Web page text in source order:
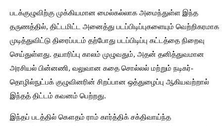
படக்குழுவிற்கு முக்கியமான மைல்கல்லாக அமைந்துள்ள இந்த
தருணத்தில், திட்டமிட்ட அனைத்து படப்பிடிப்புகளையும் வெற்றிகரமாக
முடித்துவிட்டு திரைப்படம் தற்போது படப்பிடிப்பு கட்டத்தை நிறைவு
செய்துள்ளது. தயாரிப்பு காலம் முழுவதும், அதன் தனித்துவமான
அரசியல் பின்னணி, வலுவான கதை சொல்லல் மற்றும் நடிகர்-
தொழில்நுட்பக் குழுவினரின் சிறப்பான ஒத்துழைப்பு ஆகியவற்றால்
இந்தத் திட்டம் கவனம் பெற்றது.
இந்தப் படத்தில் கௌதம் ராம் கார்த்திக் சக்திவாய்ந்த